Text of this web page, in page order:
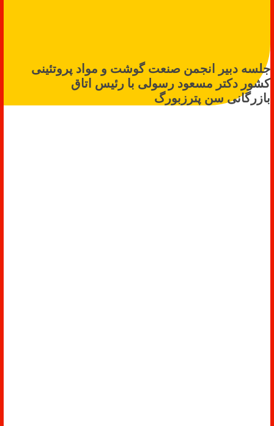
جلسه دبیر انجمن صنعت گوشت و مواد پروتئینی
کشور دکتر مسعود رسولی با رئیس اتاق
بازرگانی سن پترزبورگ